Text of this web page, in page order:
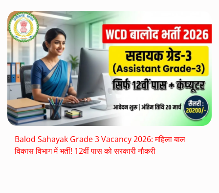
Balod Sahayak Grade 3 Vacancy 2026: महिला बाल
विकास विभाग में भर्ती! 12वीं पास को सरकारी नौकरी